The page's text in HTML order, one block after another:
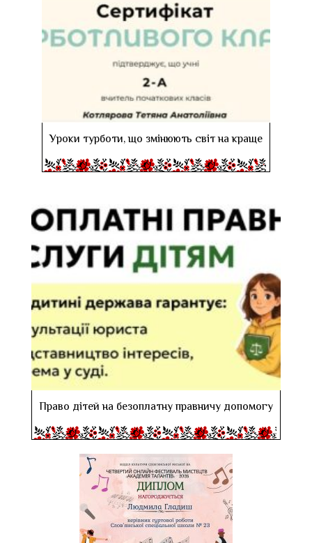
Уроки турботи, що змінюють світ на краще
Право дітей на безоплатну правничу допомогу